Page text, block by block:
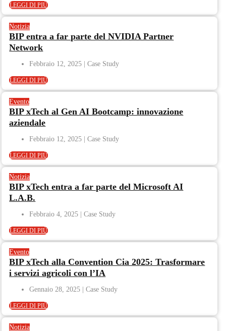
LEGGI DI PIÙ
Notizia
BIP entra a far parte del NVIDIA Partner
Network
Febbraio 12, 2025
LEGGI DI PIÙ
Evento
BIP xTech al Gen AI Bootcamp: innovazione
aziendale
Febbraio 12, 2025
LEGGI DI PIÙ
Notizia
BIP xTech entra a far parte del Microsoft AI
L.A.B.
Febbraio 4, 2025
LEGGI DI PIÙ
Evento
BIP xTech alla Convention Cia 2025: Trasformare
i servizi agricoli con l’IA
Gennaio 28, 2025
LEGGI DI PIÙ
Notizia